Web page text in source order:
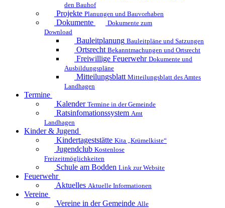
den Bauhof
Projekte Planungen und Bauvorhaben
Dokumente
Dokumente zum
Download
Bauleitplanung Bauleitpläne und Satzungen
Ortsrecht Bekanntmachungen und Ortsrecht
Freiwillige Feuerwehr Dokumente und
Ausbildungspläne
Mitteilungsblatt Mitteilungsblatt des Amtes
Landhagen
Termine
Kalender Termine in der Gemeinde
Ratsinfomationssystem Amt
Landhagen
Kinder & Jugend
Kindertageststätte Kita „Krümelkiste“
Jugendclub Kostenlose
Freizeitmöglichkeiten
Schule am Bodden Link zur Website
Feuerwehr
Aktuelles Aktuelle Informationen
Vereine
Vereine in der Gemeinde Alle